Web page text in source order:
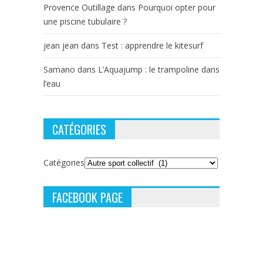
Provence Outillage dans Pourquoi opter pour
une piscine tubulaire ?
jean jean dans Test : apprendre le kitesurf
Samano dans L’Aquajump : le trampoline dans
l’eau
CATÉGORIES
Catégories
FACEBOOK PAGE